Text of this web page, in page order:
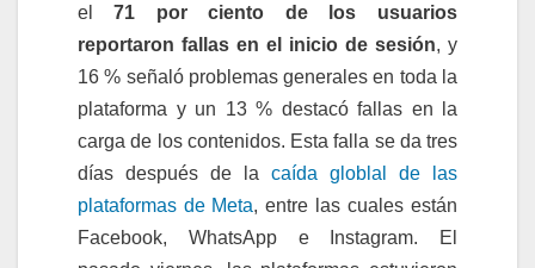
el 71 por ciento de los usuarios
reportaron fallas en el inicio de sesión, y
16 % señaló problemas generales en toda la
plataforma y un 13 % destacó fallas en la
carga de los contenidos. Esta falla se da tres
días después de la caída globlal de las
plataformas de Meta, entre las cuales están
Facebook, WhatsApp e Instagram. El